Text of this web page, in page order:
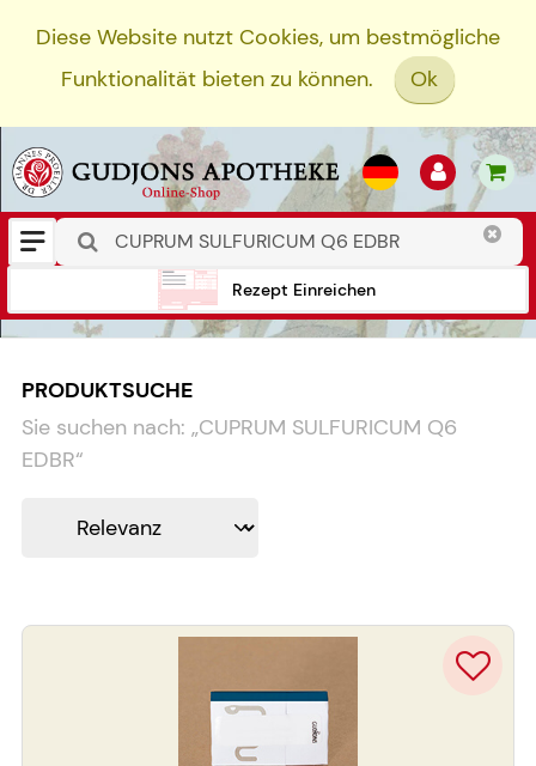
Diese Website nutzt Cookies, um bestmögliche
Funktionalität bieten zu können.
Ok
Rezept Einreichen
PRODUKTSUCHE
Sie suchen nach: „CUPRUM SULFURICUM Q6
EDBR“